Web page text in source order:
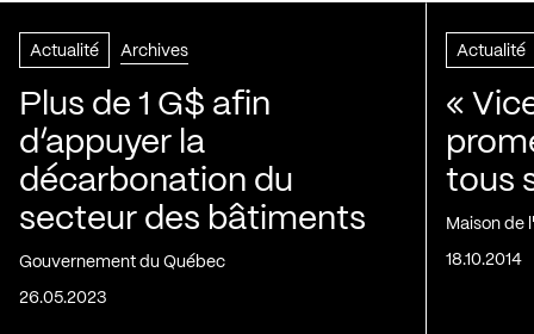
Actualité Archives
Plus de 1 G$ afin
d’appuyer la
décarbonation du
secteur des bâtiments
Gouvernement du Québec
26.05.2023
Actualité
«
tous
Maison de
18.10.2014